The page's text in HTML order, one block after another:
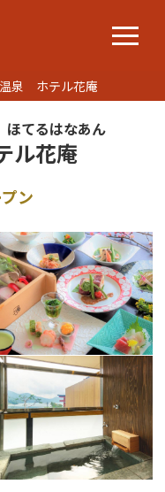
泉 ホテル花庵
てるはなあん
ル花庵
ン